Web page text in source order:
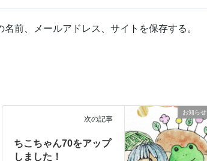
前、メールアドレス、サイトを保存する。
お知らせ
次の記事
ちこちゃん70をアップ
しました！